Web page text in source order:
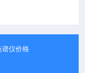
仪价格